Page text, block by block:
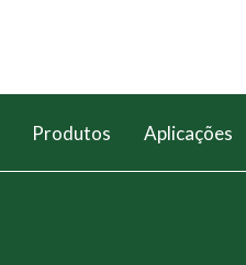
Produtos Aplicações